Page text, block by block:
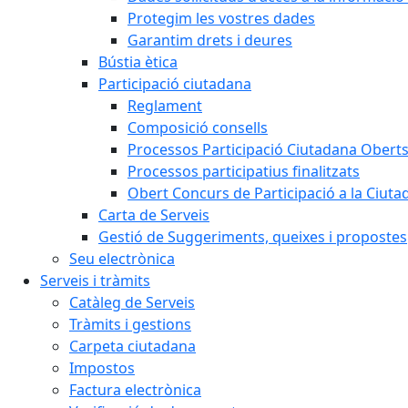
Protegim les vostres dades
Garantim drets i deures
Bústia ètica
Participació ciutadana
Reglament
Composició consells
Processos Participació Ciutadana Oberts
Processos participatius finalitzats
Obert Concurs de Participació a la
Carta de Serveis
Gestió de Suggeriments, queixes i propostes
Seu electrònica
Serveis i tràmits
Catàleg de Serveis
Tràmits i gestions
Carpeta ciutadana
Impostos
Factura electrònica